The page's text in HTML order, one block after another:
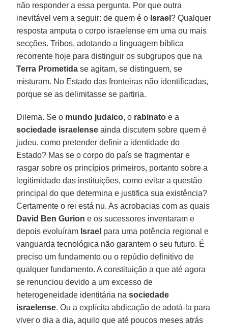
não responder a essa pergunta. Por que outra
inevitável vem a seguir: de quem é o Israel? Qualquer
resposta amputa o corpo israelense em uma ou mais
secções. Tribos, adotando a linguagem bíblica
recorrente hoje para distinguir os subgrupos que na
Terra Prometida se agitam, se distinguem, se
misturam. No Estado das fronteiras não identificadas,
porque se as delimitasse se partiria.
Dilema. Se o mundo judaico, o rabinato e a
sociedade israelense ainda discutem sobre quem é
judeu, como pretender definir a identidade do
Estado? Mas se o corpo do país se fragmentar e
rasgar sobre os princípios primeiros, portanto sobre a
legitimidade das instituições, como evitar a questão
principal do que determina e justifica sua existência?
Certamente o rei está nu. As acrobacias com as quais
David Ben Gurion e os sucessores inventaram e
depois evoluíram Israel para uma potência regional e
vanguarda tecnológica não garantem o seu futuro. É
preciso um fundamento ou o repúdio definitivo de
qualquer fundamento. A constituição a que até agora
se renunciou devido a um excesso de
heterogeneidade identitária nasociedade
israelense. Ou a explícita abdicação de adotá-la para
viver o dia a dia, aquilo que até poucos meses atrás